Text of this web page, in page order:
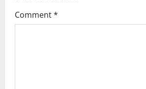
g
Comment*